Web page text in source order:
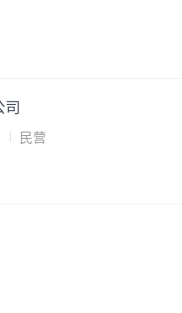
司
民营